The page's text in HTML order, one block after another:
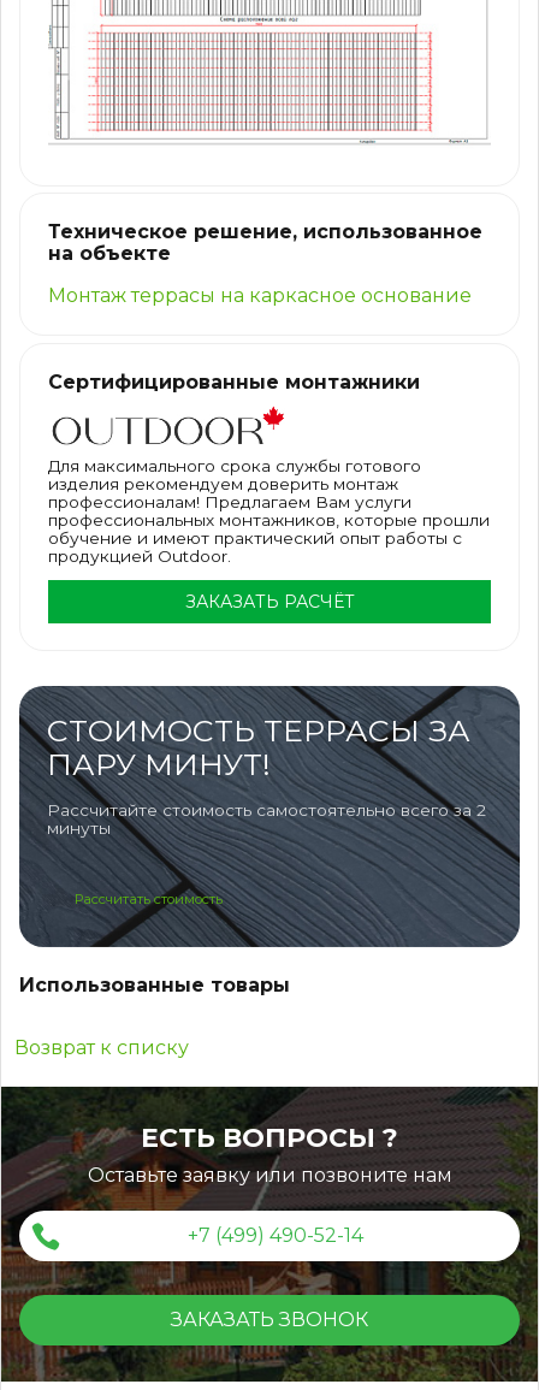
Техническое решение, использованное
на объекте
Монтаж террасы на каркасное основание
Сертифицированные монтажники
Для максимального срока службы готового
изделия рекомендуем доверить монтаж
профессионалам! Предлагаем Вам услуги
профессиональных монтажников, которые прошли
обучение и имеют практический опыт работы с
продукцией Outdoor.
ЗАКАЗАТЬ РАСЧЁТ
СТОИМОСТЬ ТЕРРАСЫ ЗА
ПАРУ МИНУТ!
Рассчитайте стоимость самостоятельно всего за 2
минуты
Рассчитать стоимость
Использованные товары
Возврат к списку
ЕСТЬ ВОПРОСЫ ?
Оставьте заявку или позвоните нам
+7 (499) 490-52-14
ЗАКАЗАТЬ ЗВОНОК